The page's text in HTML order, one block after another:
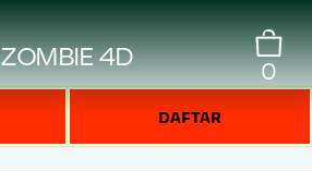
ZOMBIE 4D 0
DAFTAR